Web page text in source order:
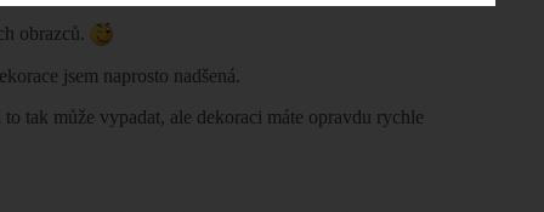
obrazců.
jsem naprosto nadšená.
tak může vypadat, ale dekoraci máte opravdu rychle